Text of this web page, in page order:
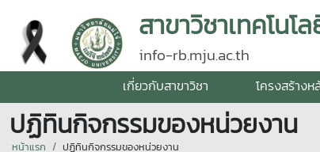
สาขาวิชาเทคโนโ
info-rb.mju.ac.th
เกี่ยวกับสาขาวิชา โครงสร้าง
ปฏิทินกิจกรรมของหน่วยงาน
หน้าแรก ปฏิทินกิจกรรมของหน่วยงาน